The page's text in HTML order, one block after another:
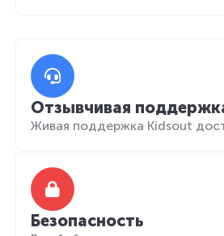
Отзывчивая
Живая поддержка Kidsout
Безопасность